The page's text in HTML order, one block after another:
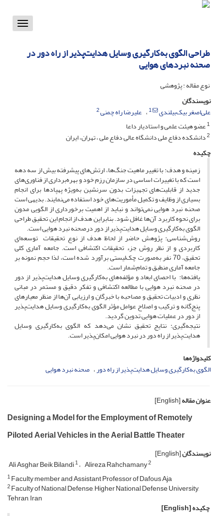
Toggle
طراحی الگوی به‌کارگیری وسایل هدایت‌پذیر از راه دور در
صحنه نبردهای هوایی
نوع مقاله : پژوهشی
نویسندگان
علی‌اصغر بیک‌بیلندی
1 علیرضا راه چمنی2
1عضو هیئت علمی و استادیار داعا
2دانشکده دفاع ملی دانشگاه عالی دفاع ملی ، تهران، ایران
چکیده
زمینه و هدف: با تغییر ماهیت جنگ‌ها، ارتش‌های پیشرفته بیش از سه دهه
است که با تغییرات اساسی در سازمان رزم خود و بهره‌برداری از فناوری‌های
جدید از قابلیت‌های تجهیزات بدون سرنشین به‌ویژه پهپادها برای انجام
بسیاری از وظایف و تکمیل مأموریت‌های خود استفاده می‌نمایند. بدیهی است
صحنه نبرد هوایی نمی‌تواند و نباید از اهمیت برخورداری از الگویی مدون
برای نحوه کاربرد آن‌ها غافل شود. بنابراین هدف از انجام این تحقیق طراحی
الگوی به‌کارگیری وسایل هدایت‌پذیر از دور درصحنه نبرد هوایی است.
روش‌شناسی: پژوهش حاضر از لحاظ هدف از نوع تحقیقات توسعه‌ای
کاربردی و از نظر روش جزء تحقیقات اکتشافی است. جامعه آماری کلی
تحقیق، 70 نفر به‌صورت چک‌لیستی برآورد شده است، لذا حجم نمونه بر
جامعه آماری منطبق و تمام‌شمار است.
یافته‌ها: با احصای ابعاد و مؤلفه‌های به‌کارگیری وسایل هدایت‌پذیر از دور
در صحنه نبرد هوایی با مطالعه اکتشافی و تفکر دقیق و مستمر در مبانی
نظری و ادبیات تحقیق و مصاحبه با خبرگان و ارزیابی آن‌ها از منظر معیارهای
پنج‌گانه و ترکیب و اصلاح عوامل مؤثر الگوی به‌کارگیری وسایل هدایت‌پذیر
از دور در عملیات هوایی تدوین گردید.
نتیجه‌گیری: نتایج تحقیق نشان می‌دهد که الگوی به‌کارگیری وسایل
هدایت‌پذیر از راه دور در نبرد هوایی امکان‌پذیر است.
کلیدواژه‌ها
الگوی به‌کارگیری وسایل هدایت‌پذیر از راه دور صحنه نبرد هوایی
عنوان مقاله[English]
Designing a Model for the Employment of Remotely
Piloted Aerial Vehicles in the Aerial Battle Theater
نویسندگان[English]
Ali Asghar Beik Bilandi1 Alireza Rahchamany2
1Faculty member and Assistant Professor of Dafous Aja
2Faculty of National Defense, Higher National Defense University,
Tehran, Iran
چکیده[English]